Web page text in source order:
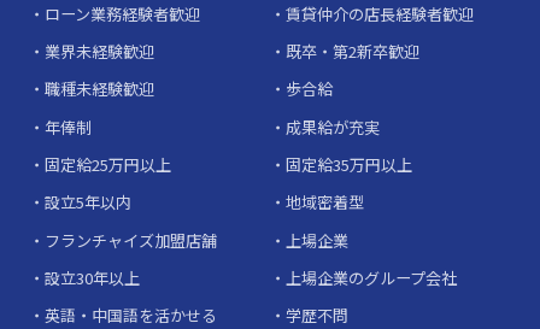
ローン業務経験者歓迎
賃貸仲介の店長経験者歓迎
業界未経験歓迎
既卒・第2新卒歓迎
職種未経験歓迎
歩合給
年俸制
成果給が充実
固定給25万円以上
固定給35万円以上
設立5年以内
地域密着型
フランチャイズ加盟店舗
上場企業
設立30年以上
上場企業のグループ会社
英語・中国語を活かせる
学歴不問